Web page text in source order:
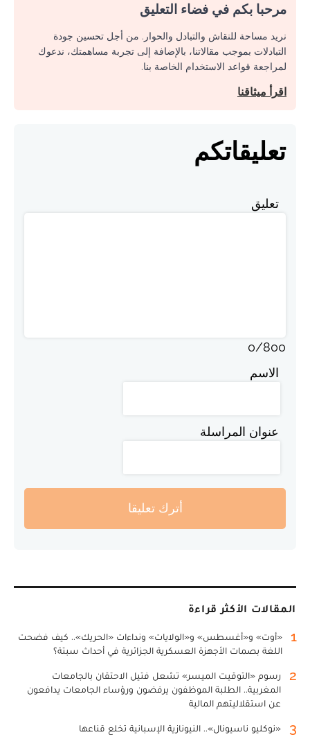
مرحبا بكم في فضاء التعليق
نريد مساحة للنقاش والتبادل والحوار. من أجل تحسين جودة
التبادلات بموجب مقالاتنا، بالإضافة إلى تجربة مساهمتك، ندعوك
لمراجعة قواعد الاستخدام الخاصة بنا.
اقرأ ميثاقنا
تعليقاتكم
تعليق
0/800
الاسم
عنوان المراسلة
أترك تعليقا
المقالات الأكثر قراءة
1
«أوت» و«أغسطس» و«الولايات» ونداءات «الحريك».. كيف فضحت
اللغة بصمات الأجهزة العسكرية الجزائرية في أحداث سبتة؟
2
رسوم «التوقيت الميسر» تشعل فتيل الاحتقان بالجامعات
المغربية.. الطلبة الموظفون يرفضون ورؤساء الجامعات يدافعون
عن استقلاليتهم المالية
3 «نوكليو ناسيونال».. النيونازية الإسبانية تخلع قناعها